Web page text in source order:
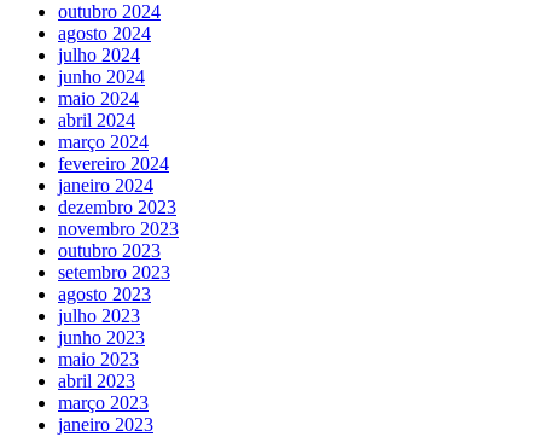
outubro 2024
agosto 2024
julho 2024
junho 2024
maio 2024
abril 2024
março 2024
fevereiro 2024
janeiro 2024
dezembro 2023
novembro 2023
outubro 2023
setembro 2023
agosto 2023
julho 2023
junho 2023
maio 2023
abril 2023
março 2023
janeiro 2023